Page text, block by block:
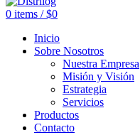
0 items / $0
Inicio
Sobre Nosotros
Nuestra Empresa
Misión y Visión
Estrategia
Servicios
Productos
Contacto